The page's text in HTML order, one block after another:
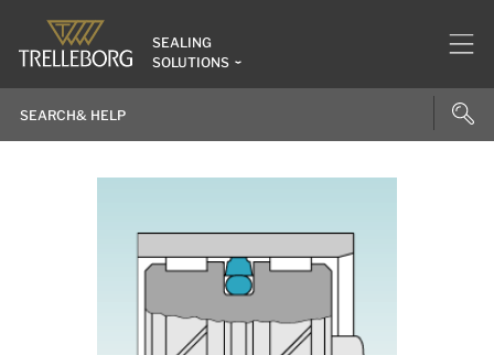
SEALING
SOLUTIONS